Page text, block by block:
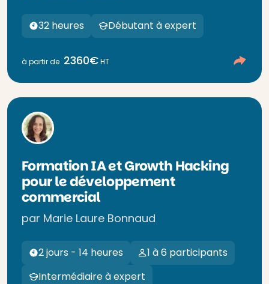
32 heures Débutant à expert
à partir de 2360€HT
Formation IA et Growth Hacking
pour le développement
commercial
par Marie Laure Bonnaud
2 jours - 14 heures
1 à 6 participants
Intermédiaire à expert